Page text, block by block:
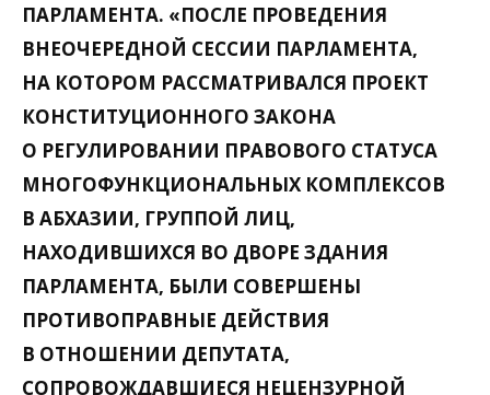
ПАРЛАМЕНТА. «ПОСЛЕ ПРОВЕДЕНИЯ
ВНЕОЧЕРЕДНОЙ СЕССИИ ПАРЛАМЕНТА,
НА КОТОРОМ РАССМАТРИВАЛСЯ ПРОЕКТ
КОНСТИТУЦИОННОГО ЗАКОНА
О РЕГУЛИРОВАНИИ ПРАВОВОГО СТАТУСА
МНОГОФУНКЦИОНАЛЬНЫХ КОМПЛЕКСОВ
В АБХАЗИИ, ГРУППОЙ ЛИЦ,
НАХОДИВШИХСЯ ВО ДВОРЕ ЗДАНИЯ
ПАРЛАМЕНТА, БЫЛИ СОВЕРШЕНЫ
ПРОТИВОПРАВНЫЕ ДЕЙСТВИЯ
В ОТНОШЕНИИ ДЕПУТАТА,
СОПРОВОЖДАВШИЕСЯ НЕЦЕНЗУРНОЙ